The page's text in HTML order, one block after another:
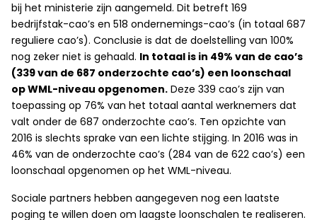
bij het ministerie zijn aangemeld. Dit betreft 169
bedrijfstak-cao’s en 518 ondernemings-cao’s (in totaal 687
reguliere cao’s). Conclusie is dat de doelstelling van 100%
nog zeker niet is gehaald. In totaal is in 49% van de cao’s
(339 van de 687 onderzochte cao’s) een loonschaal
op WML-niveau opgenomen. Deze 339 cao’s zijn van
toepassing op 76% van het totaal aantal werknemers dat
valt onder de 687 onderzochte cao’s. Ten opzichte van
2016 is slechts sprake van een lichte stijging. In 2016 was in
46% van de onderzochte cao’s (284 van de 622 cao’s) een
loonschaal opgenomen op het WML-niveau.
Sociale partners hebben aangegeven nog een laatste
poging te willen doen om laagste loonschalen te realiseren.